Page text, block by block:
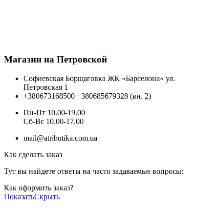
Магазин на Петровской
Софиевская Борщаговка ЖК «Барселона» ул.
Петровская 1
+380673168500 +380685679328 (вн. 2)
Пн-Пт 10.00-19.00
Cб-Вс 10.00-17.00
mail@atributika.com.ua
Как сделать заказ
Тут вы найдете ответы на часто задаваемые вопросы:
Как оформить заказ?
ПоказатьСкрыть